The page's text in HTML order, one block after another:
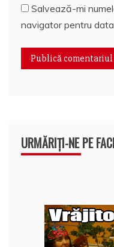
Salvează-mi
navigator pentru
URMĂRIȚI-NE PE